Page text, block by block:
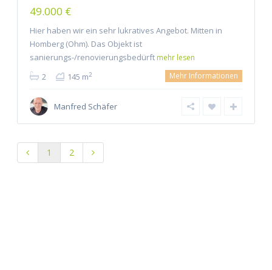
49.000 €
Hier haben wir ein sehr lukratives Angebot. Mitten in
Homberg (Ohm). Das Objekt ist
sanierungs-/renovierungsbedürft mehr lesen
2 145 m2 Mehr Informationen
Manfred Schäfer
1 2